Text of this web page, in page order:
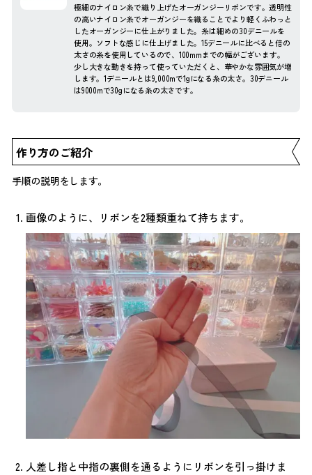
極細のナイロン糸で織り上げたオーガンジーリボンです。透明性
の高いナイロン糸でオーガンジーを織ることでより軽くふわっと
したオーガンジーに仕上がりました。糸は細めの30デニールを
使用。ソフトな感じに仕上げました。15デニールに比べると倍の
太さの糸を使用しているので、100mmまでの幅がございます。
少し大きな動きを持って使っていただくと、華やかな雰囲気が増
します。1デニールとは9,000mで1gになる糸の太さ。30デニール
は9000mで30gになる糸の太さです。
作り方のご紹介
手順の説明をします。
画像のように、リボンを2種類重ねて持ちます。
人差し指と中指の裏側を通るようにリボンを引っ掛けま